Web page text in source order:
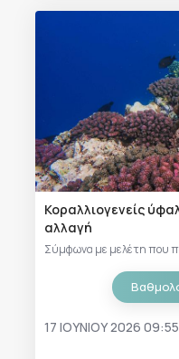
Κοραλλιογενείς
αλλαγή
Σύμφωνα με μελέτη που
17 ΙΟΥΝΊΟΥ 2026 09:55